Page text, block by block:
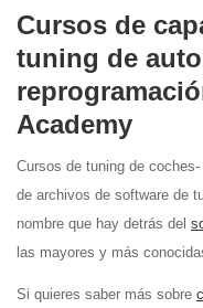
Cursos de
tuning de
Academy
Cursos de tuning de
de archivos de software de
nombre que hay detrás del
las mayores y más
Si quieres saber más sobre